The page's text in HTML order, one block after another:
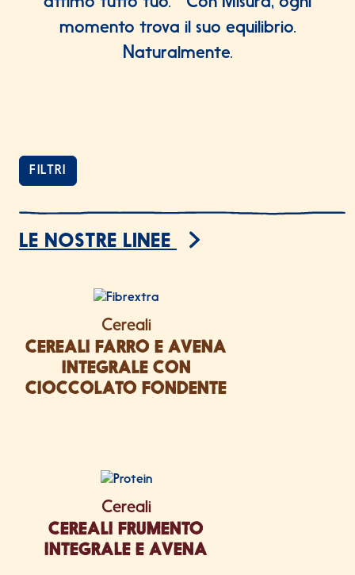
momento trova il suo equilibrio.
Naturalmente.
FILTRI
65 prodotti trovati
LE NOSTRE LINEE
Cereali
CEREALI FARRO E AVENA
INTEGRALE CON
CIOCCOLATO FONDENTE
Cereali
CEREALI FRUMENTO
INTEGRALE E AVENA